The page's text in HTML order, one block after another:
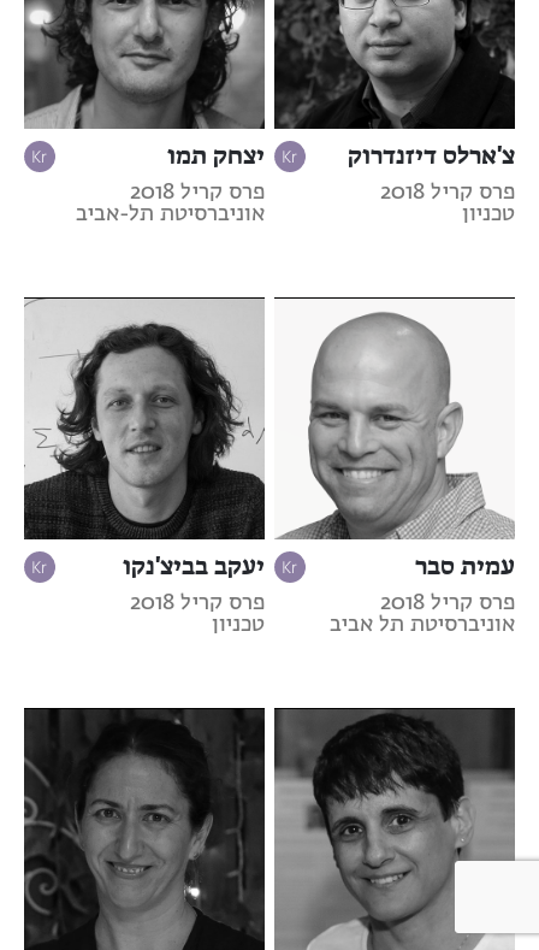
צ'ארלס דיזנדרוק
פרס קריל 2018
טכניון
יצחק תמו
פרס קריל 2018
אוניברסיטת תל-אביב
עמית סבר
פרס קריל 2018
אוניברסיטת תל אביב
יעקב בביצ'נקו
פרס קריל 2018
טכניון